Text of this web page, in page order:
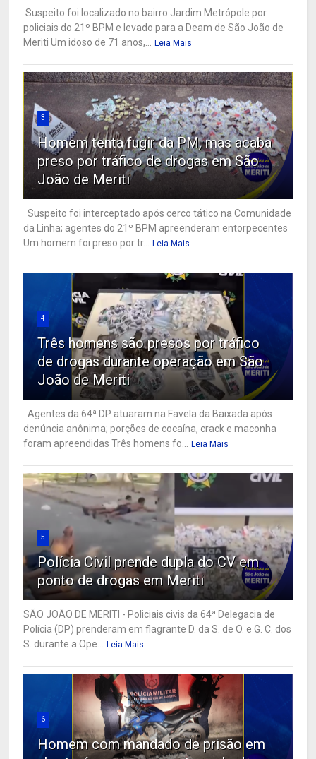
Suspeito foi localizado no bairro Jardim Metrópole por
policiais do 21º BPM e levado para a Deam de São João de
Meriti Um idoso de 71 anos,...
Leia Mais
3
Homem tenta fugir da PM, mas acaba
preso por tráfico de drogas em São
João de Meriti
Suspeito foi interceptado após cerco tático na Comunidade
da Linha; agentes do 21º BPM apreenderam entorpecentes
Um homem foi preso por tr...
Leia Mais
4
Três homens são presos por tráfico
de drogas durante operação em São
João de Meriti
Agentes da 64ª DP atuaram na Favela da Baixada após
denúncia anônima; porções de cocaína, crack e maconha
foram apreendidas Três homens fo...
Leia Mais
5
Polícia Civil prende dupla do CV em
ponto de drogas em Meriti
SÃO JOÃO DE MERITI - Policiais civis da 64ª Delegacia de
Polícia (DP) prenderam em flagrante D. da S. de O. e G. C. dos
S. durante a Ope...
Leia Mais
6
Homem com mandado de prisão em